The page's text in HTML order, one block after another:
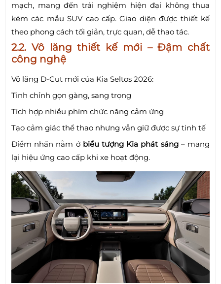
mạch, mang đến trải nghiệm hiện đại không thua
kém các mẫu SUV cao cấp. Giao diện được thiết kế
theo phong cách tối giản, trực quan, dễ thao tác.
2.2. Vô lăng thiết kế mới – Đậm chất
công nghệ
Vô lăng D-Cut mới của Kia Seltos 2026:
Tinh chỉnh gọn gàng, sang trọng
Tích hợp nhiều phím chức năng cảm ứng
Tạo cảm giác thể thao nhưng vẫn giữ được sự tinh tế
Điểm nhấn nằm ở biểu tượng Kia phát sáng– mang
lại hiệu ứng cao cấp khi xe hoạt động.